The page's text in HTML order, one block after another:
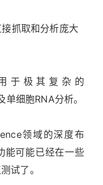
抓取和分析庞大
于极其复杂的
细胞RNA分析。
领域的深度布
能可能已经在一些
试了。